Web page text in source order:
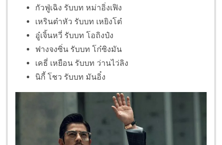
กัวฟู่เฉิง รับบท หม่าอิ่งเฟิง
เหรินต๋าหัว รับบท เหยิงโต๋
อู๋เจิ้นหวี่ รับบท โอถิงป๋ง
ฟางจงซิ่น รับบท โก๋ซิงมัน
เคธี่ เหยือน รับบท ว่านไว่ลิง
นิกี้ โชว รับบท มันอิ๋ง